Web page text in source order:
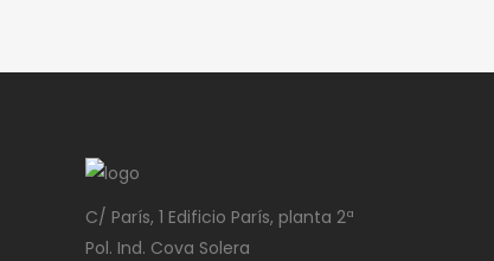
C/ París, 1 Edificio París, planta 2ª
Pol. Ind. Cova Solera